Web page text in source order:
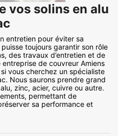
vos solins en alu
entretien pour éviter sa
toujours garantir son rôle
des travaux d’entretien et de
entreprise de couvreur Amiens
vous cherchez un spécialiste
Nous saurons prendre grand
zinc, acier, cuivre ou autre.
permettant de
sa performance et